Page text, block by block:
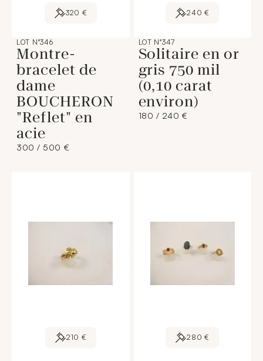
320 €
LOT N°346
Montre-
bracelet de
dame
BOUCHERON
"Reflet" en
acie
300 / 500 €
240 €
LOT N°347
Solitaire en or
gris 750 mil
(0,10 carat
environ)
180 / 240 €
210 € 280 €